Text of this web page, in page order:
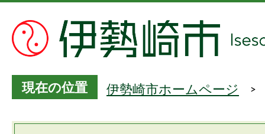
現在の位置 伊勢崎市ホームページ